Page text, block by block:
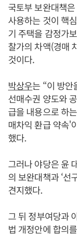
국토부 보완대책
사용하는 것이 핵
기 주택을 감정가
찰가의 차액(경매
것이다.
박상우는 “이 방안
선매수권 양도와
급을 내용으로 하
매차익 환급 약속'
했다.
그러나 야당은 윤
의 보완대책과 ‘선
견지했다.
그 뒤 정부여당과
법 개정안에 합의